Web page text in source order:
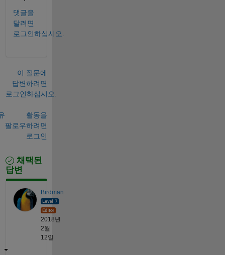
댓글을
달려면
로그인하십시오.
이 질문에
답변하려면
로그인하십시오.
활동을
팔로우하려면
로그인
채택된
답변
Birdman
2018년
2월
12일